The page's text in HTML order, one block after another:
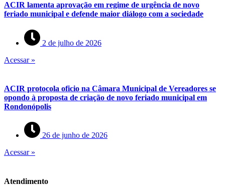
ACIR lamenta aprovação em regime de urgência de novo
feriado municipal e defende maior diálogo com a sociedade
2 de julho de 2026
Acessar »
ACIR protocola oficio na Câmara Municipal de Vereadores se
opondo à proposta de criação de novo feriado municipal em
Rondonópolis
26 de junho de 2026
Acessar »
Atendimento